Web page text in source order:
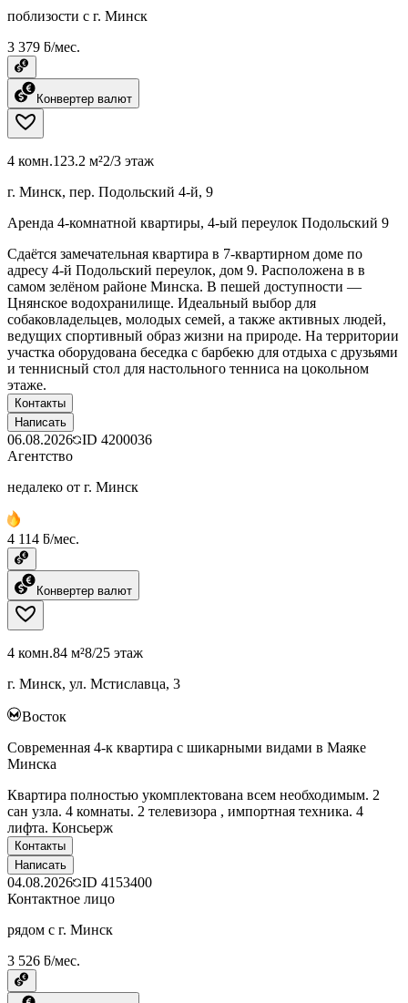
поблизости с г. Минск
3 379 ƃ/мес.
Конвертер валют
4 комн.123.2 м²2/3 этаж
г. Минск, пер. Подольский 4-й, 9
Аренда 4-комнатной квартиры, 4-ый переулок Подольский 9
Сдаётся замечательная квартира в 7-квартирном доме по
адресу 4-й Подольский переулок, дом 9. Расположена в в
самом зелёном районе Минска. В пешей доступности —
Цнянское водохранилище. Идеальный выбор для
собаковладельцев, молодых семей, а также активных людей,
ведущих спортивный образ жизни на природе. На территории
участка оборудована беседка с барбекю для отдыха с друзьями
и теннисный стол для настольного тенниса на цокольном
этаже.
Контакты
Написать
06.08.2026 ID 4200036
Агентство
недалеко от г. Минск
4 114 ƃ/мес.
Конвертер валют
4 комн.84 м²8/25 этаж
г. Минск, ул. Мстиславца, 3
Восток
Современная 4-к квартира с шикарными видами в Маяке
Минска
Квартира полностью укомплектована всем необходимым. 2
сан узла. 4 комнаты. 2 телевизора , импортная техника. 4
лифта. Консьерж
Контакты
Написать
04.08.2026 ID 4153400
Контактное лицо
рядом с г. Минск
3 526 ƃ/мес.